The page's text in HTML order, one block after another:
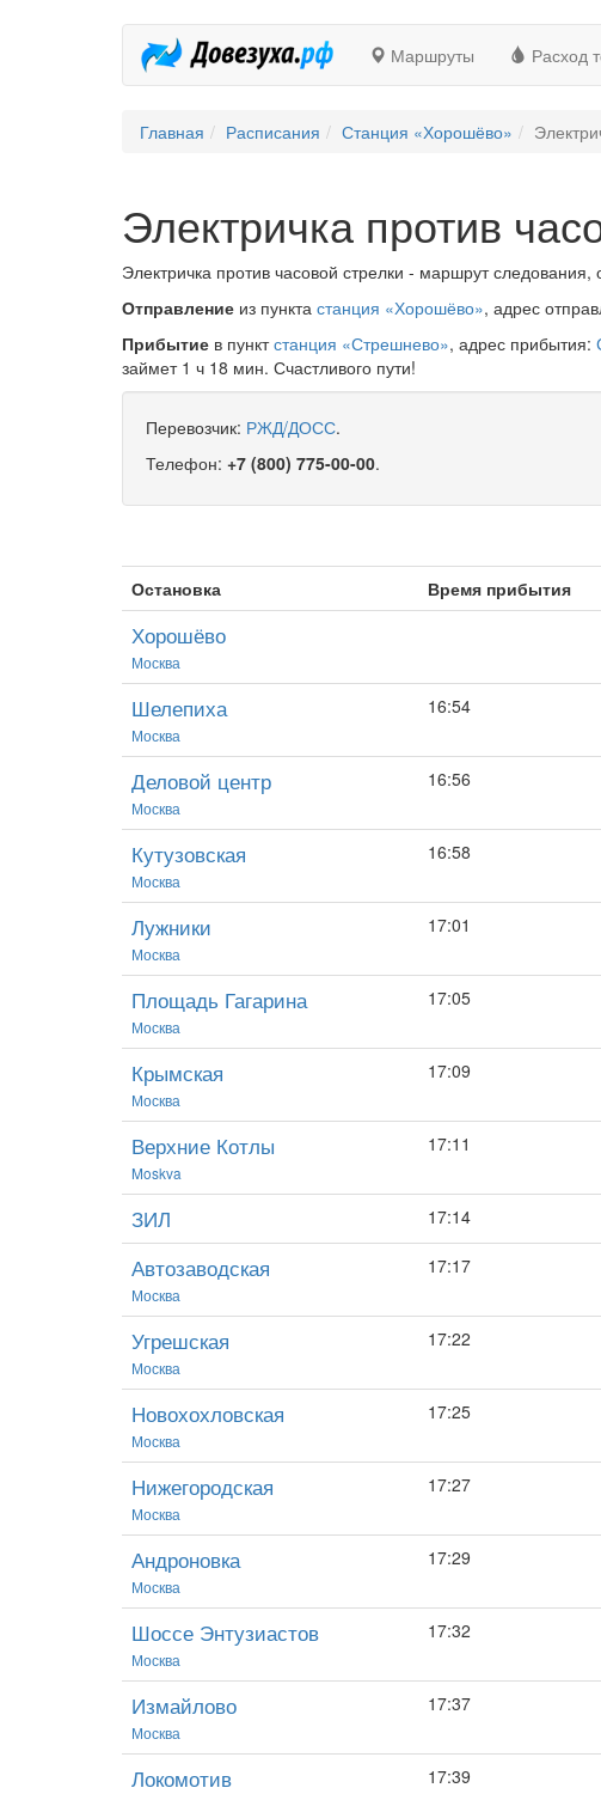
Маршруты Расход
Главная Расписания Станция «Хорошёво»
Электричка против
Электричка против часовой стрелки - маршрут следования,
Отправление из пункта станция «Хорошёво», адрес
Прибытие в пунктстанция «Стрешнево», адрес прибытия:
займет 1 ч 18 мин. Счастливого пути!
Перевозчик: РЖД/ДОСС.
Телефон: +7 (800) 775-00-00.
Остановка Время прибытия
Хорошёво
Москва
Шелепиха
Москва
16:54
Деловой центр
Москва
16:56
Кутузовская
Москва
16:58
Лужники
Москва
17:01
Площадь Гагарина
Москва
17:05
Крымская
Москва
17:09
Верхние Котлы
Moskva
17:11
ЗИЛ 17:14
Автозаводская
Москва
17:17
Угрешская
Москва
17:22
Новохохловская
Москва
17:25
Нижегородская
Москва
17:27
Андроновка
Москва
17:29
Шоссе Энтузиастов
Москва
17:32
Измайлово
Москва
17:37
Локомотив 17:39